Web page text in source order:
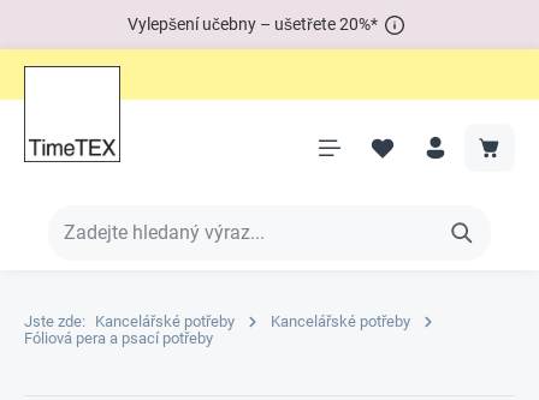
Vylepšení učebny – ušetřete 20%*
Jste zde: Kancelářské potřeby
Kancelářské potřeby
Fóliová pera a psací potřeby